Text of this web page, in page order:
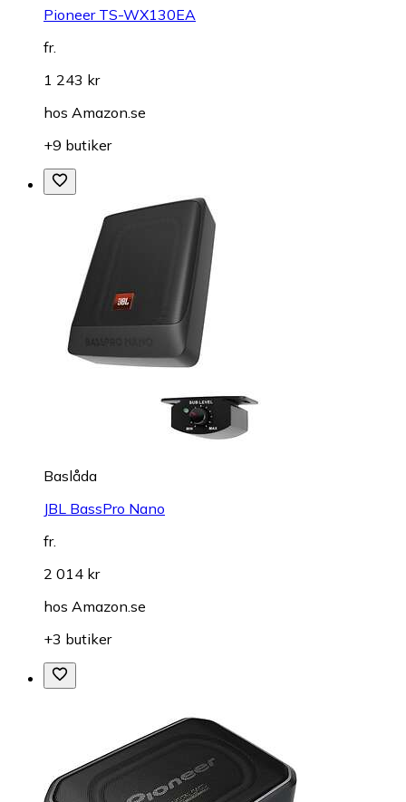
Pioneer TS-WX130EA
fr.
1 243 kr
hos Amazon.se
+9 butiker
Baslåda
JBL BassPro Nano
fr.
2 014 kr
hos Amazon.se
+3 butiker